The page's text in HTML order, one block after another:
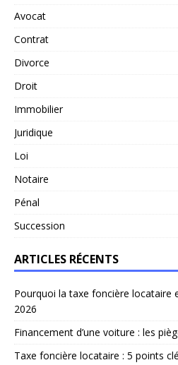
Avocat
Contrat
Divorce
Droit
Immobilier
Juridique
Loi
Notaire
Pénal
Succession
ARTICLES RÉCENTS
Pourquoi la taxe foncière locataire
2026
Financement d’une voiture : les
Taxe foncière locataire : 5 points